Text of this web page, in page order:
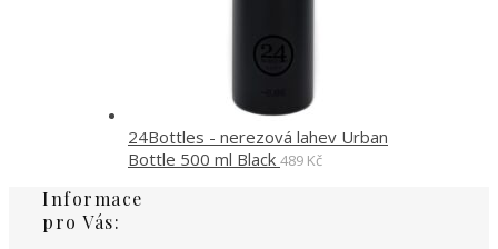
24Bottles - nerezová lahev Urban
Bottle 500 ml Black 489 Kč
Informace
pro Vás: